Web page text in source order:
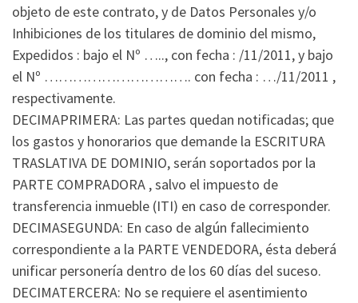
objeto de este contrato, y de Datos Personales y/o
Inhibiciones de los titulares de dominio del mismo,
Expedidos : bajo el Nº ….., con fecha : /11/2011, y bajo
el Nº …………………………. con fecha : …/11/2011 ,
respectivamente.
DECIMAPRIMERA: Las partes quedan notificadas; que
los gastos y honorarios que demande la ESCRITURA
TRASLATIVA DE DOMINIO, serán soportados por la
PARTE COMPRADORA , salvo el impuesto de
transferencia inmueble (ITI) en caso de corresponder.
DECIMASEGUNDA: En caso de algún fallecimiento
correspondiente a la PARTE VENDEDORA, ésta deberá
unificar personería dentro de los 60 días del suceso.
DECIMATERCERA: No se requiere el asentimiento